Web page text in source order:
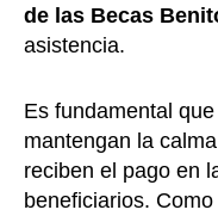
de las Becas
asistencia.
Es fundamental
mantengan la
reciben el pago en
beneficiarios.